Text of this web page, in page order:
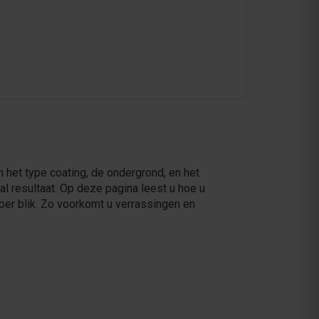
type coating, de ondergrond, en het
resultaat. Op deze pagina leest u hoe u
blik. Zo voorkomt u verrassingen en